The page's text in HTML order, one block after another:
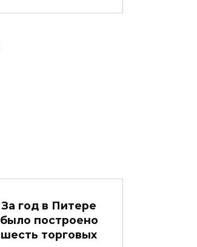
За год в Питере
было построено
шесть торговых